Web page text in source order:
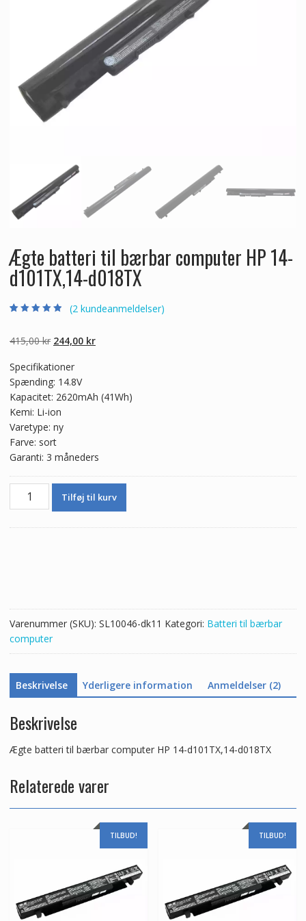
Ægte batteri til bærbar computer HP 14-
d101TX,14-d018TX
baseret på
kundebedømme
(2 kundeanmeldelser)
415,00kr Den
pris
var:
415,00 kr.
244,00 krDen
244,00 kr.
Specifikationer
Spænding: 14.8V
Kapacitet: 2620mAh (41Wh)
Kemi: Li-ion
Varetype: ny
Farve: sort
Garanti: 3 måneders
Ægte
d018TX
antal
Tilføj til kurv
Varenummer (SKU): SL10046-dk11 Kategori: Batteri til bærbar
computer
Beskrivelse Yderligere information Anmeldelser (2)
Beskrivelse
Ægte batteri til bærbar computer HP 14-d101TX,14-d018TX
Relaterede varer
TILBUD! TILBUD!